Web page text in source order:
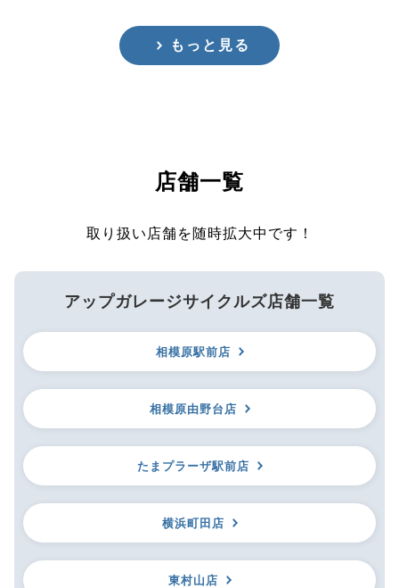
もっと見る
店舗一覧
取り扱い店舗を随時拡大中です！
アップガレージサイクルズ店舗一覧
相模原駅前店
相模原由野台店
たまプラーザ駅前店
横浜町田店
東村山店